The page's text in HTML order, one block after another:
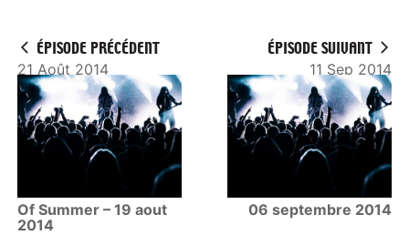
ÉPISODE PRÉCÉDENT
21 Août 2014
Of Summer – 19 aout
2014
ÉPISODE SUIVANT
11 Sep 2014
06 septembre 2014